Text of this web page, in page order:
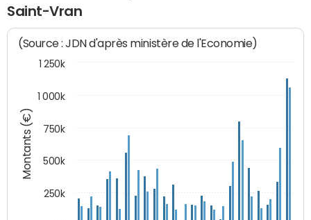
Saint-Vran
Montants (€)
(Source : JDN d'après ministère de l'Economie)
250k
500k
750k
1 000k
1 250k